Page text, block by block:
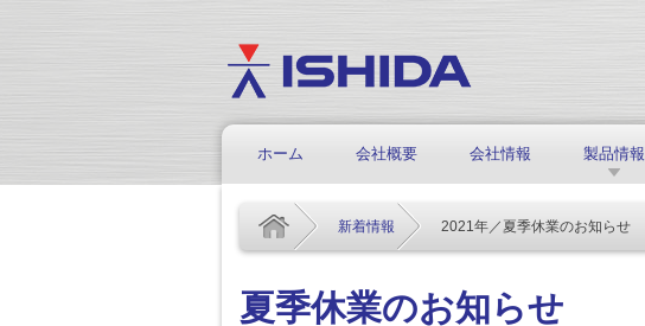
ホーム 会社概要 会社情報 製品情報
新着情報 2021年／夏季休業のお知らせ
夏季休業のお知らせ